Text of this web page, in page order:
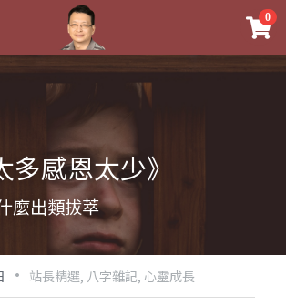
0
區
多感恩太少》
麼出類拔萃
· 站長精選, 八字雜記, 心靈成長
×
商品分類
班
PDF
戰錄》完整典藏版